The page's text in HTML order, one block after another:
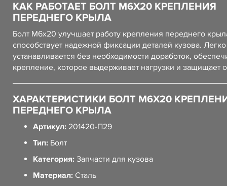
КАК РАБОТАЕТ БОЛТ М6Х20 КРЕПЛЕНИЯ
ПЕРЕДНЕГО КРЫЛА
Болт М6х20 улучшает работу крепления переднего
способствует надежной фиксации деталей кузова. Легко
устанавливается без необходимости доработок,
крепление, которое выдерживает нагрузки и защищает
ХАРАКТЕРИСТИКИ БОЛТ М6Х20
ПЕРЕДНЕГО КРЫЛА
Артикул: 201420-П29
Тип: Болт
Категория: Запчасти для кузова
Материал: Сталь